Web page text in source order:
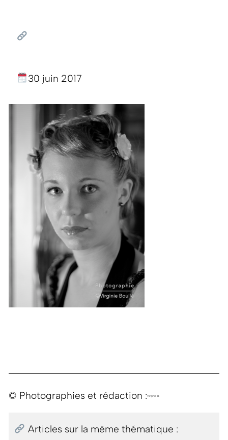
30 juin 2017
© Photographies et rédaction :Virginie B.
Articles sur la même thématique :